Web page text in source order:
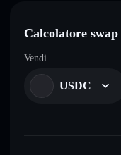
Calcolatore
Vendi
USDC